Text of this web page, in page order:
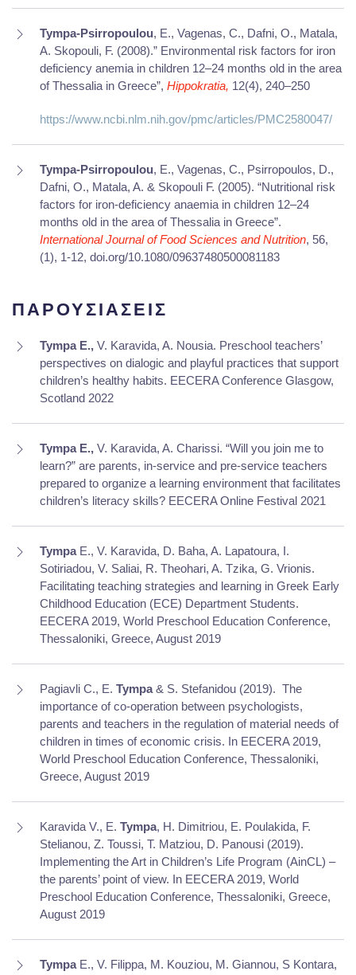
Tympa-Psirropoulou, E., Vagenas, C., Dafni, O., Matala,
A. Skopouli, F. (2008).” Environmental risk factors for iron
deficiency anemia in children 12–24 months old in the area
of Thessalia in Greece”, Hippokratia, 12(4), 240–250
https://www.ncbi.nlm.nih.gov/pmc/articles/PMC2580047/
Tympa-Psirropoulou, E., Vagenas, C., Psirropoulos, D.,
Dafni, O., Matala, A. & Skopouli F. (2005). “Nutritional risk
factors for iron-deficiency anaemia in children 12–24
months old in the area of Thessalia in Greece”.
International Journal of Food Sciences and Nutrition, 56,
(1), 1-12, doi.org/10.1080/09637480500081183
ΠΑΡΟΥΣΙΑΣΕΙΣ
Tympa E., V. Karavida, A. Nousia. Preschool teachers’
perspectives on dialogic and playful practices that support
children’s healthy habits. EECERA Conference Glasgow,
Scotland 2022
Tympa E., V. Karavida, A. Charissi. “Will you join me to
learn?” are parents, in-service and pre-service teachers
prepared to organize a learning environment that facilitates
children’s literacy skills? EECERA Online Festival 2021
TympaE., V. Karavida, D. Baha, A. Lapatoura, I.
Sotiriadou, V. Saliai, R. Theohari, A. Tzika, G. Vrionis.
Facilitating teaching strategies and learning in Greek Early
Childhood Education (ECE) Department Students.
EECERA 2019, World Preschool Education Conference,
Thessaloniki, Greece, August 2019
Pagiavli C., E. Tympa& S. Stefanidou (2019). The
importance of co-operation between psychologists,
parents and teachers in the regulation of material needs of
children in times of economic crisis. In EECERA 2019,
World Preschool Education Conference, Thessaloniki,
Greece, August 2019
Karavida V., E. Tympa, H. Dimitriou, E. Poulakida, F.
Stelianou, Z. Toussi, T. Matziou, D. Panousi (2019).
Implementing the Art in Children’s Life Program (AinCL) –
the parents’ point of view. In EECERA 2019, World
Preschool Education Conference, Thessaloniki, Greece,
August 2019
TympaE., V. Filippa, M. Kouziou, M. Giannou, S Kontara,